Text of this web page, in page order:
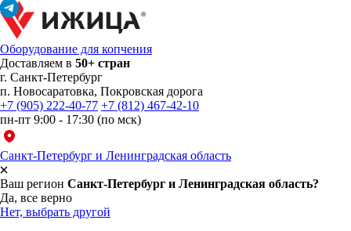
Санкт-Петербург и Ленинградская область
Ваш регион Санкт-Петербург и Ленинградская область?
Да, все верно
Нет, выбрать другой
Оборудование для копчения
Доставляем в 50+ стран
г. Санкт-Петербург
п. Новосаратовка, Покровская дорога
+7 (905) 222-40-77 +7 (812) 467-42-10
пн-пт 9:00 - 17:30 (по мск)